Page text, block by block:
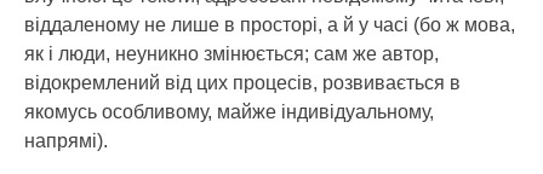
віддаленому не лише в просторі, а й у часі (бо ж мова,
як і люди, неуникно змінюється; сам же автор,
відокремлений від цих процесів, розвивається в
якомусь особливому, майже індивідуальному,
напрямі).